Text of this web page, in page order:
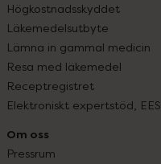
Högkostnadsskyddet
Läkemedelsutbyte
Lämna in gammal medicin
Resa med läkemedel
Receptregistret
Elektroniskt expertstöd, EES
Om oss
Pressrum